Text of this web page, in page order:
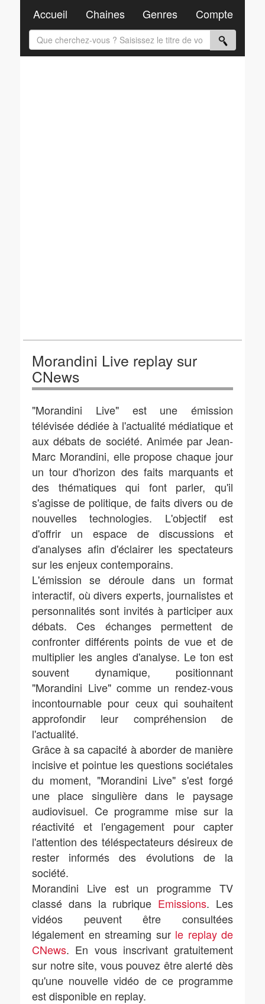
Morandini Live replay sur
CNews
"Morandini Live" est une émission
télévisée dédiée à l'actualité médiatique et
aux débats de société. Animée par Jean-
Marc Morandini, elle propose chaque jour
un tour d'horizon des faits marquants et
des thématiques qui font parler, qu'il
s'agisse de politique, de faits divers ou de
nouvelles technologies. L'objectif est
d'offrir un espace de discussions et
d'analyses afin d'éclairer les spectateurs
sur les enjeux contemporains.
L'émission se déroule dans un format
interactif, où divers experts, journalistes et
personnalités sont invités à participer aux
débats. Ces échanges permettent de
confronter différents points de vue et de
multiplier les angles d'analyse. Le ton est
souvent dynamique, positionnant
"Morandini Live" comme un rendez-vous
incontournable pour ceux qui souhaitent
approfondir leur compréhension de
l'actualité.
Grâce à sa capacité à aborder de manière
incisive et pointue les questions sociétales
du moment, "Morandini Live" s'est forgé
une place singulière dans le paysage
audiovisuel. Ce programme mise sur la
réactivité et l'engagement pour capter
l'attention des téléspectateurs désireux de
rester informés des évolutions de la
société.
Morandini Live est un programme TV
classé dans la rubrique Emissions. Les
vidéos peuvent être consultées
légalement en streaming sur le replay de
CNews. En vous inscrivant gratuitement
sur notre site, vous pouvez être alerté dès
qu'une nouvelle vidéo de ce programme
est disponible en replay.
Accueil Chaines Genres Compte